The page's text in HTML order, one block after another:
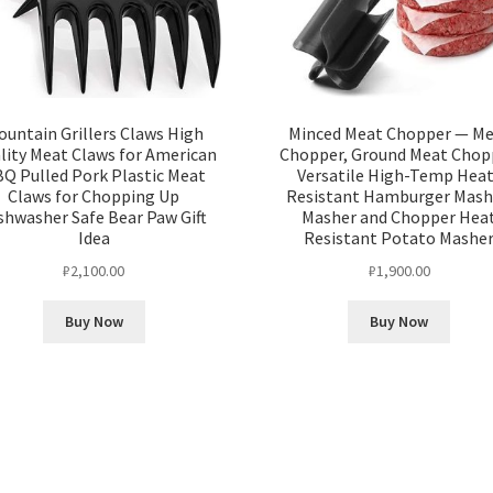
Grillers Claws High
Meat Claws for American
Pulled Pork Plastic Meat
Claws for Chopping Up
Safe Bear Paw Gift
Idea
₽2,100.00
Buy Now
Minced Meat Chopper —
Chopper, Ground Meat
Versatile High-Temp
Resistant Hamburger
Masher and Chopper
Resistant Potato
₽1,900.00
Buy Now